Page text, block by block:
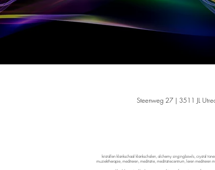
Steenweg 27 | 3511 JL
kristallen klankschaal klankschalen, alchemy singingbowls, crystal
muziektherapie, mediteren, meditatie, meditatiecentrum, leren mediteren